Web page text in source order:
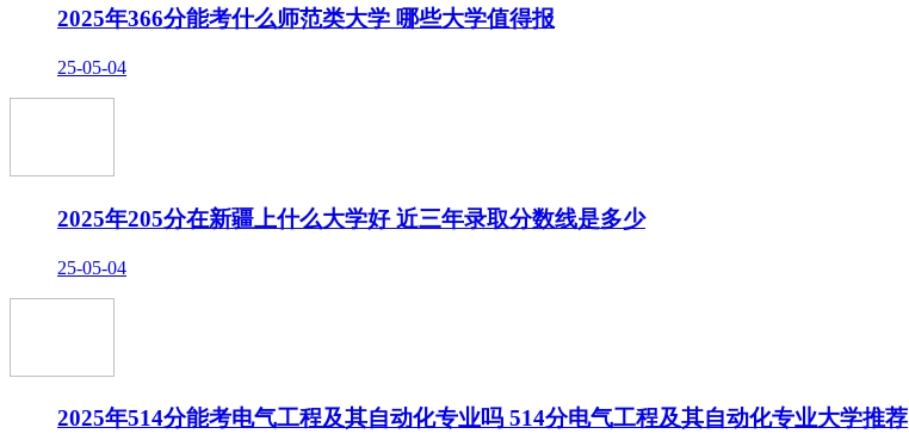
2025年366分能考什么师范类大学 哪些大学值得报
25-05-04
2025年205分在新疆上什么大学好 近三年录取分数线是多少
25-05-04
2025年514分能考电气工程及其自动化专业吗 514分电气工程及其自动化专业大学推荐